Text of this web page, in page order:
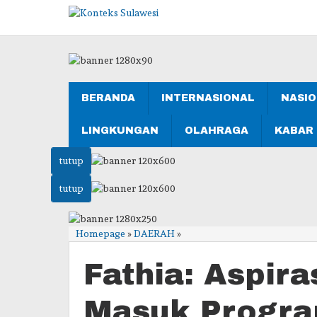
konten
BERANDA INTERNASIONAL
LINGKUNGAN OLAHRAGA KABAR
tutup
tutup
Homepage »DAERAH»Fathia:
Harus
Program
Fathia: